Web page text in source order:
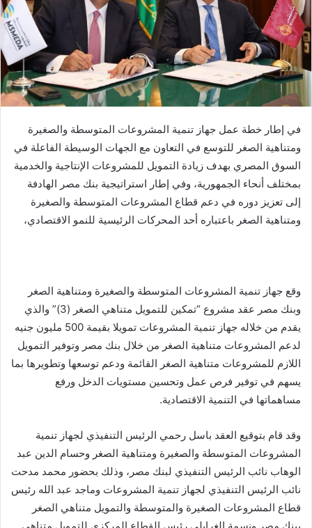
في إطار خطة عمل جهاز تنمية المشروعات المتوسطة والصغيرة
ومتناهية الصغر للتوسع في التعاون مع الجهات الوسيطة الفاعلة في
السوق المصري بهدف زيادة التمويل للمشروعات الإنتاجية والخدمية
بمختلف أنحاء الجمهورية، وفي إطار استراتيجية بنك مصر الهادفة
إلى تعزيز دوره في دعم قطاع المشروعات المتوسطة والصغيرة
ومتناهية الصغر باعتباره أحد المحركات الرئيسية للنمو الاقتصادي،
وقع جهاز تنمية المشروعات المتوسطة والصغيرة ومتناهية الصغر
وبنك مصر عقد مشروع “تمكين للتمويل متناهي الصغر (3)” والذي
يقدم من خلاله جهاز تنمية المشروعات تمويلا بقيمة 500 مليون جنيه
لدعم المشروعات متناهية الصغر من خلال بنك مصر وتوفير التمويل
اللازم للمشروعات متناهية الصغر القائمة ودعم توسعها وتطويرها بما
يسهم في توفير فرص عمل وتحسين مستويات الدخل ورفع
مساهماتها في التنمية الاقتصادية.
وقد قام بتوقيع العقد باسل رحمي الرئيس التنفيذي لجهاز تنمية
المشروعات المتوسطة والصغيرة ومتناهية الصغر وحسام الدين عبد
الوهاب نائب الرئيس التنفيذي لبنك مصر، وذلك بحضور محمد مدحت
نائب الرئيس التنفيذي لجهاز تنمية المشروعات وماجد عبد الله رئيس
قطاع المشروعات الصغيرة والمتوسطة والتمويل متناهي الصغر